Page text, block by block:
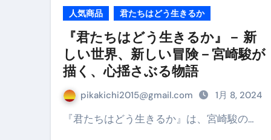
意外にありえる？日経平均
アフィリエイト【稼げるキーワ
【必見】融資受けるなら”コレ”
人気商品 君たちはどう生きるか
『君たちはどう生きるか』－ 新
しい世界、新しい冒険－宮崎駿が
描く、心揺さぶる物語
pikakichi2015@gmail.com 1月 8, 2024
『君たちはどう生きるか』は、宮崎駿の…